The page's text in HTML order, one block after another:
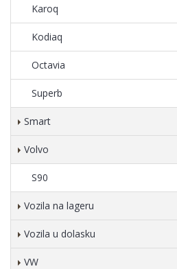
Karoq
Kodiaq
Octavia
Superb
Smart
Volvo
S90
Vozila na lageru
Vozila u dolasku
VW